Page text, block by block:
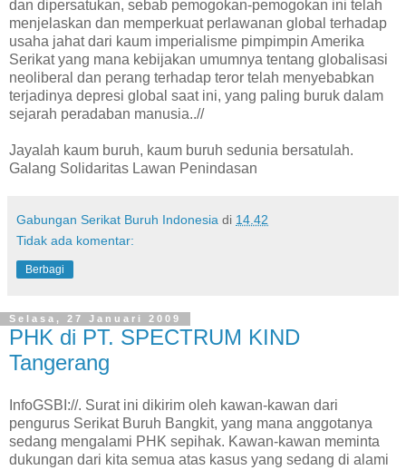
dan dipersatukan, sebab pemogokan-pemogokan ini telah
menjelaskan dan memperkuat perlawanan global terhadap
usaha jahat dari kaum imperialisme pimpimpin Amerika
Serikat yang mana kebijakan umumnya tentang globalisasi
neoliberal dan perang terhadap teror telah menyebabkan
terjadinya depresi global saat ini, yang paling buruk dalam
sejarah peradaban manusia..//
Jayalah kaum buruh, kaum buruh sedunia bersatulah.
Galang Solidaritas Lawan Penindasan
Gabungan Serikat Buruh Indonesia di 14.42
Tidak ada komentar:
Berbagi
Selasa, 27 Januari 2009
PHK di PT. SPECTRUM KIND
Tangerang
InfoGSBI://. Surat ini dikirim oleh kawan-kawan dari
pengurus Serikat Buruh Bangkit, yang mana anggotanya
sedang mengalami PHK sepihak. Kawan-kawan meminta
dukungan dari kita semua atas kasus yang sedang di alami